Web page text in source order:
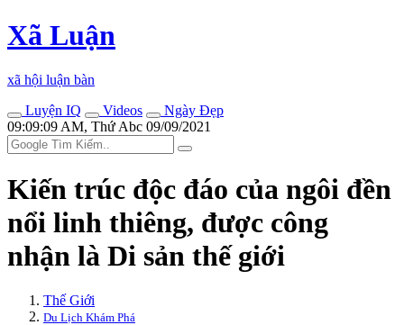
Xã Luận
xã hội luận bàn
Luyện IQ
Videos
Ngày Đẹp
09:09:09 AM, Thứ Abc 09/09/2021
Kiến trúc độc đáo của ngôi đền
nổi linh thiêng, được công
nhận là Di sản thế giới
Thế Giới
Du Lịch Khám Phá